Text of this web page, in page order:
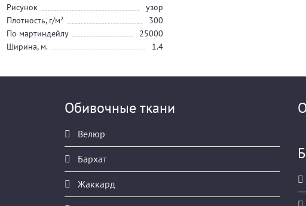
Рисунок
узор
Плотность, г/м²
300
По мартиндейлу
25000
Ширина, м.
1.4
Обивочные ткани
Велюр
Бархат
Жаккард